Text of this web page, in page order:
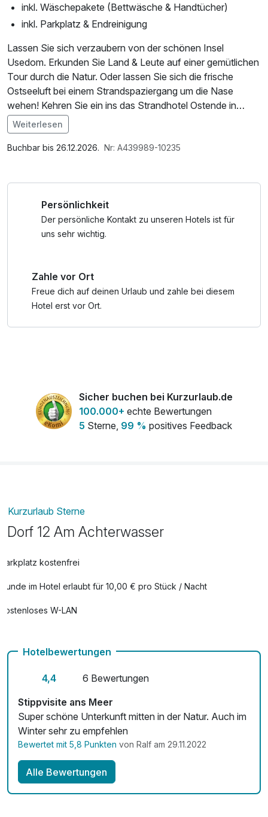
inkl. Wäschepakete (Bettwäsche & Handtücher)
inkl. Parkplatz & Endreinigung
Lassen Sie sich verzaubern von der schönen Insel
Usedom. Erkunden Sie Land & Leute auf einer gemütlichen
Tour durch die Natur. Oder lassen Sie sich die frische
Ostseeluft bei einem Strandspaziergang um die Nase
wehen! Kehren Sie ein ins das Strandhotel Ostende in
Ahlbeck und genießen Sie im Promenadenrestaurant einen
Kaffee und ein Stück Kuchen. Abends entspannen Sie mit
ihren Lieben in romantischer Atmosphäre am Kamin oder
Im Angebot enthalten
Saunabenutzung, Parkplatz, W-LAN Nutzung /
Weiterlesen
Buchbar bis 26.12.2026. Nr: A439989-10235
Persönlichkeit
Der persönliche Kontakt zu unseren Hotels ist für
uns sehr wichtig.
Zahle vor Ort
Freue dich auf deinen Urlaub und zahle bei diesem
Hotel erst vor Ort.
Sicher buchen bei Kurzurlaub.de
100.000+ echte Bewertungen
5 Sterne, 99 % positives Feedback
Kurzurlaub Sterne
Dorf 12 Am Achterwasser
Parkplatz kostenfrei
Hunde im Hotel erlaubt für 10,00 € pro Stück / Nacht
Kostenloses W-LAN
Hotelbewertungen
4,4
6 Bewertungen
Stippvisite ans Meer
Super schöne Unterkunft mitten in der Natur. Auch im
Winter sehr zu empfehlen
Bewertet mit 5,8 Punkten von Ralf am 29.11.2022
Alle Bewertungen